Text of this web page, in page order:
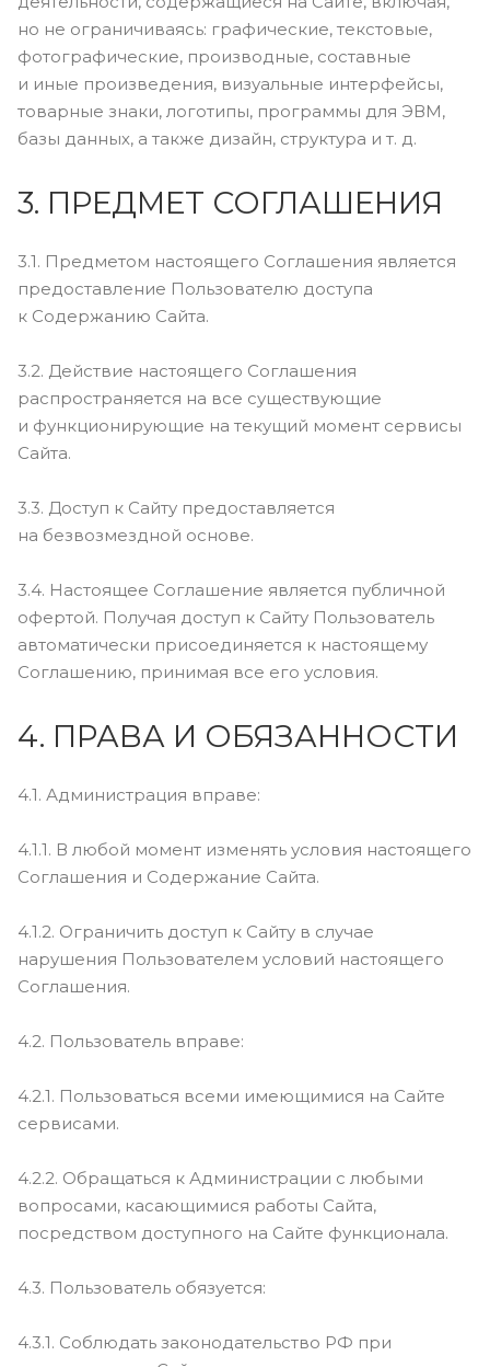
но не ограничиваясь: графические, текстовые,
фотографические, производные, составные
и иные произведения, визуальные интерфейсы,
товарные знаки, логотипы, программы для ЭВМ,
базы данных, а также дизайн, структура и т. д.
3. ПРЕДМЕТ СОГЛАШЕНИЯ
3.1. Предметом настоящего Соглашения является
предоставление Пользователю доступа
к Содержанию Сайта.
3.2. Действие настоящего Соглашения
распространяется на все существующие
и функционирующие на текущий момент сервисы
Сайта.
3.3. Доступ к Сайту предоставляется
на безвозмездной основе.
3.4. Настоящее Соглашение является публичной
офертой. Получая доступ к Сайту Пользователь
автоматически присоединяется к настоящему
Соглашению, принимая все его условия.
4. ПРАВА И ОБЯЗАННОСТИ
4.1. Администрация вправе:
4.1.1. В любой момент изменять условия настоящего
Соглашения и Содержание Сайта.
4.1.2. Ограничить доступ к Сайту в случае
нарушения Пользователем условий настоящего
Соглашения.
4.2. Пользователь вправе:
4.2.1. Пользоваться всеми имеющимися на Сайте
сервисами.
4.2.2. Обращаться к Администрации с любыми
вопросами, касающимися работы Сайта,
посредством доступного на Сайте функционала.
4.3. Пользователь обязуется:
4.3.1. Соблюдать законодательство РФ при